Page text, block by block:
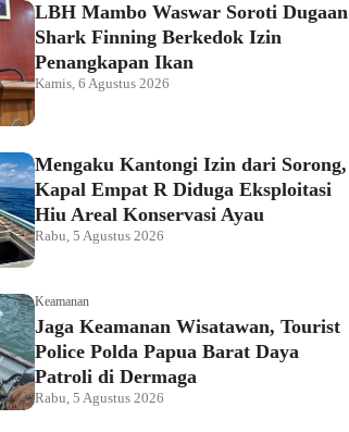
LBH Mambo Waswar Soroti Dugaan
Shark Finning Berkedok Izin
Penangkapan Ikan
Kamis, 6 Agustus 2026
Mengaku Kantongi Izin dari Sorong,
Kapal Empat R Diduga Eksploitasi
Hiu Areal Konservasi Ayau
Rabu, 5 Agustus 2026
Keamanan
Jaga Keamanan Wisatawan, Tourist
Police Polda Papua Barat Daya
Patroli di Dermaga
Rabu, 5 Agustus 2026